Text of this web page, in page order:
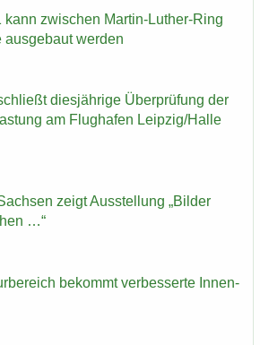
kann zwi­schen Martin-​Luther-Ring
aus­ge­baut wer­den
dies­jäh­ri­ge Über­prü­fung der
am Flug­ha­fen Leip­zig/Halle
zeigt Aus­stel­lung „Bil­der
…“
be­kommt ver­bes­ser­te In­nen­